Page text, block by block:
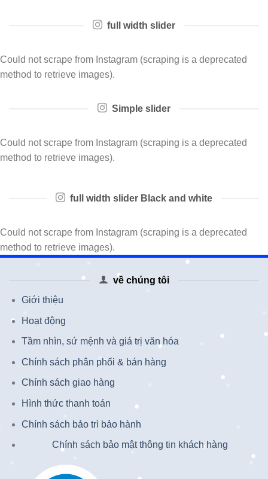
full width slider
Could not scrape from Instagram (scraping is a deprecated
method to retrieve images).
Simple slider
Could not scrape from Instagram (scraping is a deprecated
method to retrieve images).
full width slider Black and white
Could not scrape from Instagram (scraping is a deprecated
method to retrieve images).
về chúng tôi
Giới thiệu
Hoạt động
Tầm nhìn, sứ mệnh và giá trị văn hóa
Chính sách phân phối & bán hàng
Chính sách giao hàng
Hình thức thanh toán
Chính sách bảo trì bảo hành
Chính sách bảo mật thông tin khách hàng